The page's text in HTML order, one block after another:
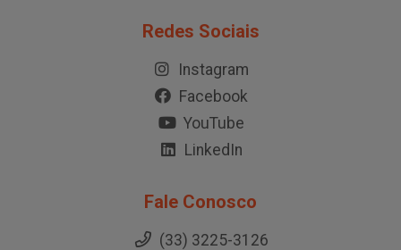
Redes Sociais
Instagram
Facebook
YouTube
LinkedIn
Fale Conosco
(33) 3225-3126